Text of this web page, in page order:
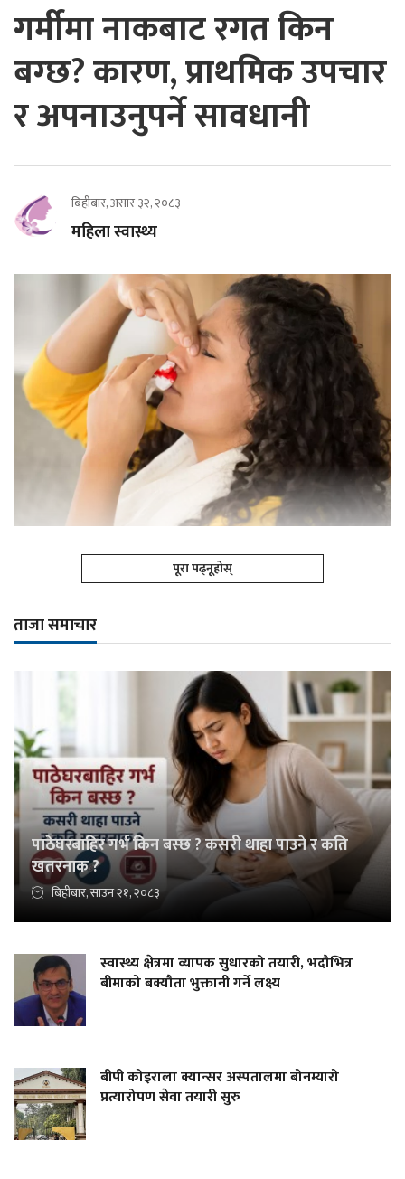
गर्मीमा नाकबाट रगत किन
बग्छ? कारण, प्राथमिक उपचार
र अपनाउनुपर्ने सावधानी
बिहीबार, असार ३२, २०८३
महिला स्वास्थ्य
पूरा पढ्नूहोस्
ताजा समाचार
पाठेघरबाहिर गर्भ किन बस्छ ? कसरी थाहा पाउने र कति
खतरनाक ?
बिहीबार, साउन २१, २०८३
स्वास्थ्य क्षेत्रमा व्यापक सुधारको तयारी, भदौभित्र
बीमाको बक्यौता भुक्तानी गर्ने लक्ष्य
बीपी कोइराला क्यान्सर अस्पतालमा बोनम्यारो
प्रत्यारोपण सेवा तयारी सुरु